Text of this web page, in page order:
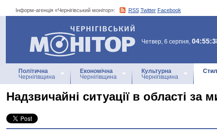
Інформ-агенція «Чернігівський монітор»: RSS Twitter Facebook
Інформ-агенція
«Чернігівський монітор»
Четвер, 6 серпня,
Політична
Чернігівщина
Економічна
Чернігівщина
Культурна
Чернігівщина
Надзвичайні ситуації в області за